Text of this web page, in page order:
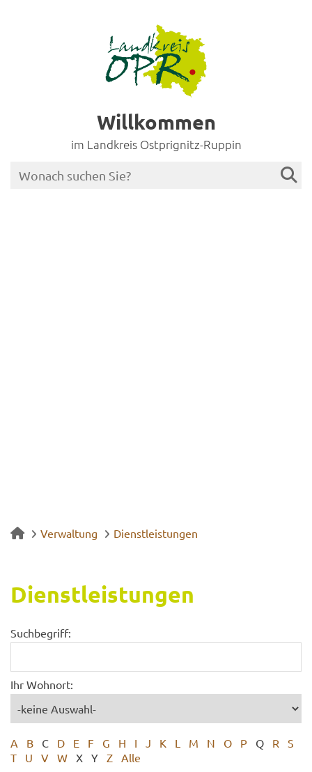
Willkommen
im Landkreis Ostprignitz-Ruppin
Verwaltung Dienstleistungen
Dienst­leis­tun­gen
Suchbegriff:
Ihr Wohnort:
A B C D E F G H I J K L M N O P Q R
S
T
U V W X Y Z Alle